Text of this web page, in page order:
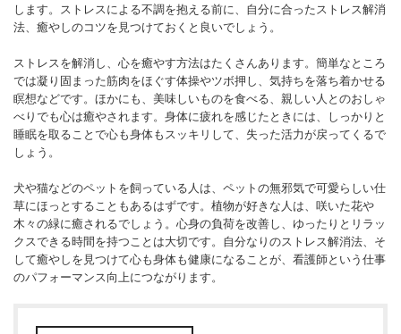
します。ストレスによる不調を抱える前に、自分に合ったストレス解消
法、癒やしのコツを見つけておくと良いでしょう。
ストレスを解消し、心を癒やす方法はたくさんあります。簡単なところ
では凝り固まった筋肉をほぐす体操やツボ押し、気持ちを落ち着かせる
瞑想などです。ほかにも、美味しいものを食べる、親しい人とのおしゃ
べりでも心は癒やされます。身体に疲れを感じたときには、しっかりと
睡眠を取ることで心も身体もスッキリして、失った活力が戻ってくるで
しょう。
犬や猫などのペットを飼っている人は、ペットの無邪気で可愛らしい仕
草にほっとすることもあるはずです。植物が好きな人は、咲いた花や
木々の緑に癒されるでしょう。心身の負荷を改善し、ゆったりとリラッ
クスできる時間を持つことは大切です。自分なりのストレス解消法、そ
して癒やしを見つけて心も身体も健康になることが、看護師という仕事
のパフォーマンス向上につながります。